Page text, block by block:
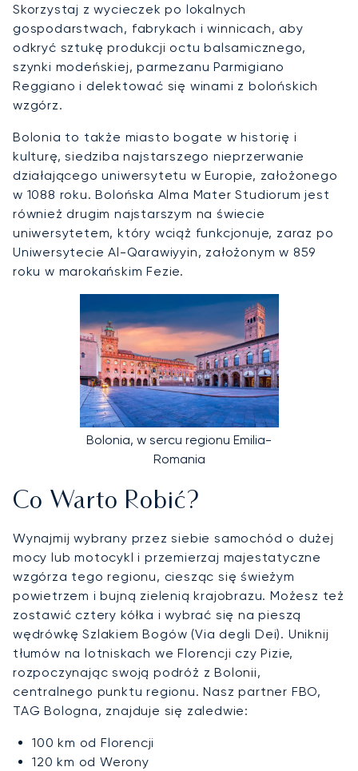
Skorzystaj z wycieczek po lokalnych
gospodarstwach, fabrykach i winnicach, aby
odkryć sztukę produkcji octu balsamicznego,
szynki modeńskiej, parmezanu Parmigiano
Reggiano i delektować się winami z bolońskich
wzgórz.
Bolonia to także miasto bogate w historię i
kulturę, siedziba najstarszego nieprzerwanie
działającego uniwersytetu w Europie, założonego
w 1088 roku. Bolońska Alma Mater Studiorum jest
również drugim najstarszym na świecie
uniwersytetem, który wciąż funkcjonuje, zaraz po
Uniwersytecie Al-Qarawiyyin, założonym w 859
roku w marokańskim Fezie.
Bolonia, w sercu regionu Emilia-
Romania
Co Warto Robić?
Wynajmij wybrany przez siebie samochód o dużej
mocy lub motocykl i przemierzaj majestatyczne
wzgórza tego regionu, ciesząc się świeżym
powietrzem i bujną zielenią krajobrazu. Możesz też
zostawić cztery kółka i wybrać się na pieszą
wędrówkę Szlakiem Bogów (Via degli Dei). Uniknij
tłumów na lotniskach we Florencji czy Pizie,
rozpoczynając swoją podróż z Bolonii,
centralnego punktu regionu. Nasz partner FBO,
TAG Bologna, znajduje się zaledwie:
100 km od Florencji
120 km od Werony